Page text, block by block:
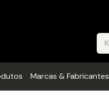
Marcas & Fabricantes